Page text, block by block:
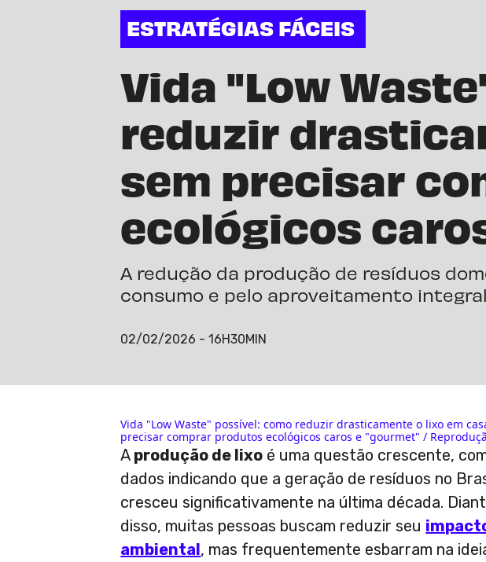
ESTRATÉGIAS FÁCEIS
Vida "Low
reduzir
sem precisar
ecológicos
A redução da produção de resíduos
consumo e pelo aproveitamento
02/02/2026 - 16H30MIN
Vida "Low Waste" possível: como reduzir drasticamente o lixo em
precisar comprar produtos ecológicos caros e "gourmet" /
A produção de lixo é uma questão crescente,
dados indicando que a geração de resíduos no
cresceu significativamente na última década.
disso, muitas pessoas buscam reduzir seu
ambiental, mas frequentemente esbarram na